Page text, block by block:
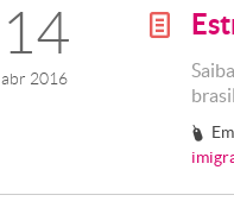
14
abr 2016
g
# Em